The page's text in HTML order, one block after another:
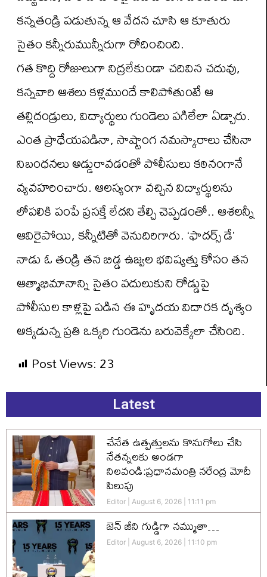
కన్నతండ్రి పడుతున్న ఆ వేదన చూసి ఆ కూతురు
సైతం కన్నీరుమున్నీరుగా రోదించింది.
గత కొద్ది రోజులుగా నిద్రలేకుండా చదివిన చదువు,
కన్నవారి ఆశలు కళ్లముందే కాలిపోతుంటే ఆ
తల్లిదండ్రులు, విద్యార్థులు గుండెలు పగిలేలా ఏడ్చారు.
ఎంత ప్రాధేయపడినా, సాష్టాంగ నమస్కారాలు చేసినా
నిబంధనలు అడ్డురావడంతో పోలీసులు కఠినంగానే
వ్యవహరించారు. ఆలస్యంగా వచ్చిన విద్యార్థులను
లోపలికి పంపే ప్రసక్తే లేదని తేల్చి చెప్పడంతో.. ఆశలన్నీ
ఆవిరైపోయి, కన్నీటితో వెనుదిరిగారు. ‘ఫాదర్స్ డే’
నాడు ఓ తండ్రి తన బిడ్డ ఉజ్వల భవిష్యత్తు కోసం తన
ఆత్మాభిమానాన్ని సైతం వదులుకుని రోడ్డుపై
పోలీసుల కాళ్లపై పడిన ఈ హృదయ విదారక దృశ్యం
అక్కడున్న ప్రతి ఒక్కరి గుండెను బరువెక్కేలా చేసింది.
Post Views:23
Latest
చేనేత ఉత్పత్తులను కొనుగోలు చేసి
నేతన్నలకు అండగా
నిలవండి:ప్రధానమంత్రి నరేంద్ర మోదీ
పిలుపు
Editor August 6, 2026 11:11 pm
జెన్‌ జీని గుడ్డిగా నమ్ముతా…
Editor August 6, 2026 11:10 pm